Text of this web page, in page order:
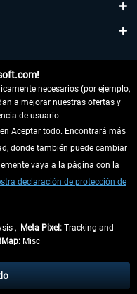
lo contrario
Los plazos de envío para los
necesarios (por ejemplo,
a mejorar nuestras ofertas y
de usuario.
Aceptar todo. Encontrará más
donde también puede cambiar
vaya a la página con la
declaración de protección de
, Meta Pixel: Tracking and
Misc